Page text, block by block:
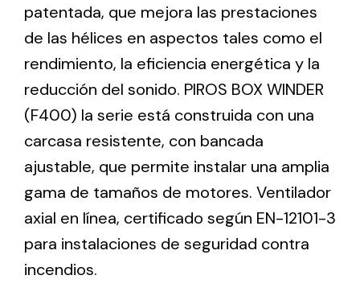
Iluminación Solar
Variedad de soluciones solares para todo tipo
de necesidades.
Solar lighting
Variety of solar solutions for all kinds of needs.
patentada, que mejora las prestaciones
de las hélices en aspectos tales como el
rendimiento, la eficiencia energética y la
reducción del sonido. PIROS BOX WINDER
(F400) la serie está construida con una
carcasa resistente, con bancada
ajustable, que permite instalar una amplia
gama de tamaños de motores. Ventilador
axial en línea, certificado según EN-12101-3
para instalaciones de seguridad contra
incendios.